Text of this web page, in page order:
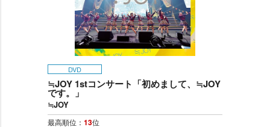
DVD
≒JOY 1stコンサート「初めまして、≒JOY
です。」
≒JOY
最高順位： 13位